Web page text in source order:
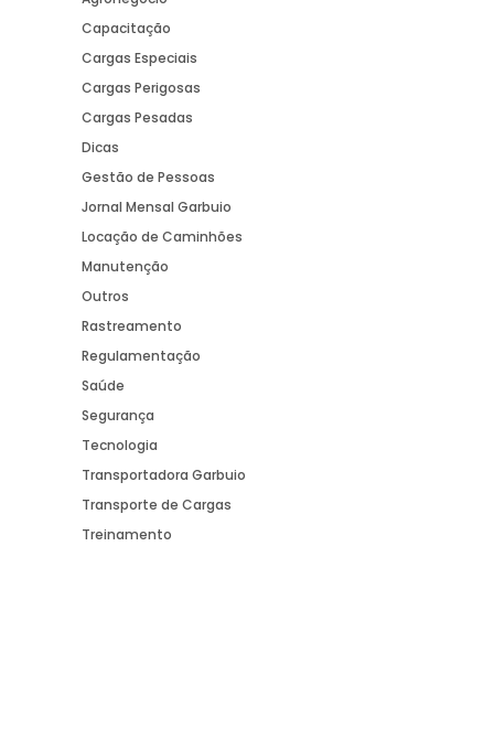
Capacitação
Cargas Especiais
Cargas Perigosas
Cargas Pesadas
Dicas
Gestão de Pessoas
Jornal Mensal Garbuio
Locação de Caminhões
Manutenção
Outros
Rastreamento
Regulamentação
Saúde
Segurança
Tecnologia
Transportadora Garbuio
Transporte de Cargas
Treinamento